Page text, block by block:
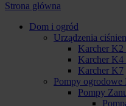
Strona główna
Dom i ogród
Urządzenia
Karcher K2
Karcher
Karcher K7
Pompy ogrodowe
Pompy